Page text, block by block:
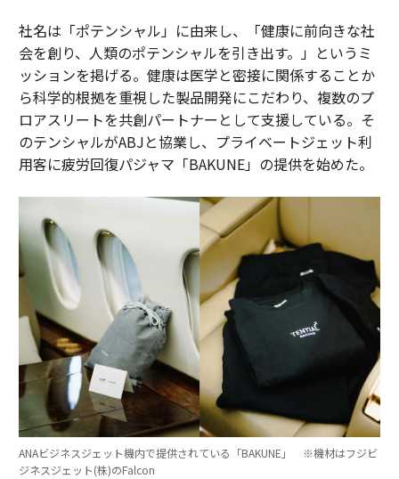
社名は「ポテンシャル」に由来し、「健康に前向きな社
会を創り、人類のポテンシャルを引き出す。」というミ
ッションを掲げる。健康は医学と密接に関係することか
ら科学的根拠を重視した製品開発にこだわり、複数のプ
ロアスリートを共創パートナーとして支援している。そ
のテンシャルがABJと協業し、プライベートジェット利
用客に疲労回復パジャマ「BAKUNE」の提供を始めた。
ANAビジネスジェット機内で提供されている「BAKUNE」 ※機材はフジビ
ジネスジェット(株)のFalcon